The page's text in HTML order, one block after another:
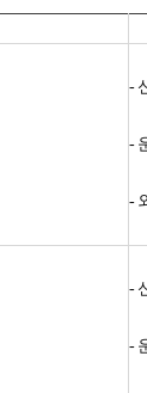
-
-
-
-
-